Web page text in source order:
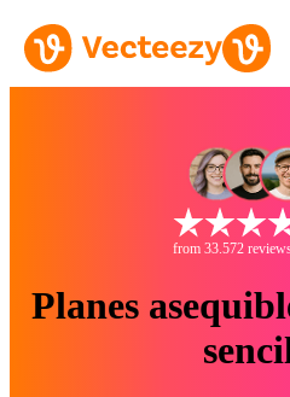
from 33.572
Planes